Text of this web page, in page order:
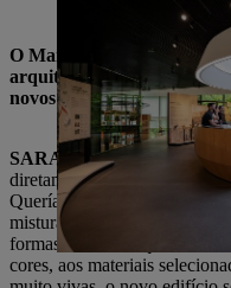
diferentes estações do ano
O Markenwelt e o novo
arquitetura especial. Por
novos edifícios em termos
SARAH GEWERT
: A
diretamente às margens do
Queríamos criar algo que
misturasse à natureza. Por
formas marcante, que é
cores, aos materiais